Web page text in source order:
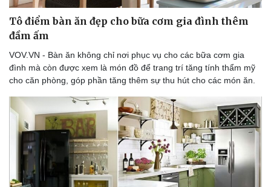
Tô điểm bàn ăn đẹp cho bữa cơm gia đình thêm
đầm ấm
VOV.VN - Bàn ăn không chỉ nơi phục vụ cho các bữa cơm gia
đình mà còn được xem là món đồ để trang trí tăng tính thẩm mỹ
cho căn phòng, góp phần tăng thêm sự thu hút cho các món ăn.